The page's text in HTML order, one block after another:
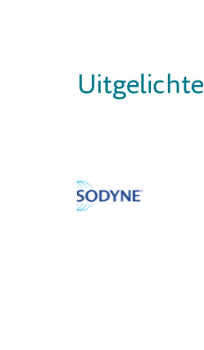
Uitgelichte